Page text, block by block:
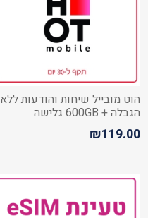
הוט מובייל שיחות והודעות ללא
הגבלה + 600GB גלישה
₪119.00